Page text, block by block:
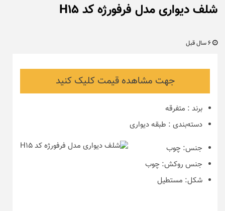
شلف دیواری مدل فرفورژه کد H15
جهت مشاهده قیمت کلیک کنید
برند : متفرقه
دسته‌بندی : طبقه دیواری
جنس: چوب
جنس روکش: چوب
شکل: مستطیل